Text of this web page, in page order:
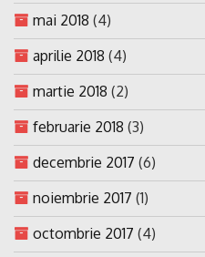
mai 2018 (4)
aprilie 2018 (4)
martie 2018 (2)
februarie 2018 (3)
decembrie 2017 (6)
noiembrie 2017 (1)
octombrie 2017 (4)